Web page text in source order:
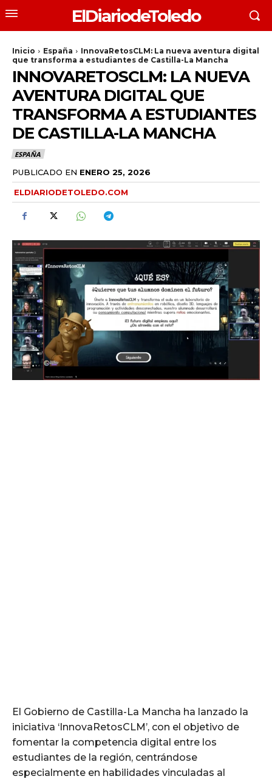
ElDiariodeToledo
Inicio España
InnovaRetosCLM: La nueva aventura digital
que transforma a estudiantes de Castilla-La Mancha
INNOVARETOSCLM: LA NUEVA
AVENTURA DIGITAL QUE
TRANSFORMA A ESTUDIANTES
DE CASTILLA-LA MANCHA
ESPAÑA
PUBLICADO EN ENERO 25, 2026
ELDIARIODETOLEDO.COM
El Gobierno de Castilla-La Mancha ha lanzado la
iniciativa ‘InnovaRetosCLM’, con el objetivo de
fomentar la competencia digital entre los
estudiantes de la región, centrándose
especialmente en habilidades vinculadas al